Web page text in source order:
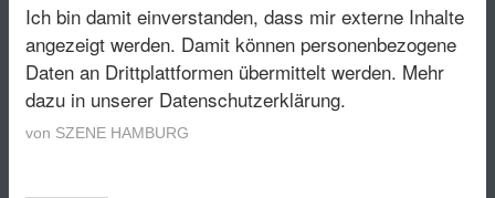
Ich bin damit einverstanden, dass mir externe Inhalte
angezeigt werden. Damit können personenbezogene
Daten an Drittplattformen übermittelt werden. Mehr
dazu in unserer Datenschutzerklärung.
von SZENE HAMBURG